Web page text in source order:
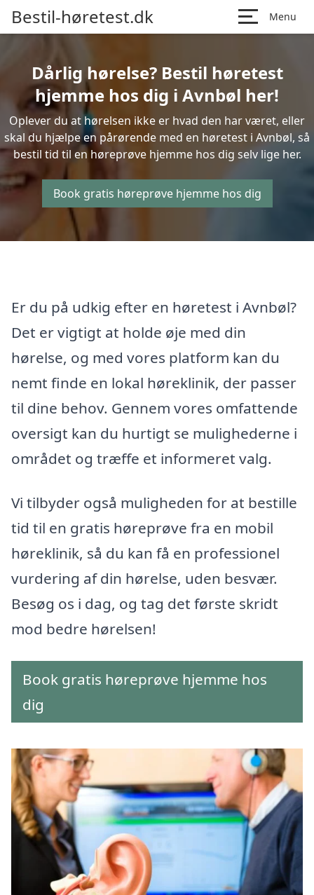
Bestil-høretest.dk Menu
Dårlig hørelse? Bestil høretest
hjemme hos dig i Avnbøl her!
Oplever du at hørelsen ikke er hvad den har været, eller
skal du hjælpe en pårørende med en høretest i Avnbøl, så
bestil tid til en høreprøve hjemme hos dig selv lige her.
Book gratis høreprøve hjemme hos dig
Er du på udkig efter en høretest i Avnbøl?
Det er vigtigt at holde øje med din
hørelse, og med vores platform kan du
nemt finde en lokal høreklinik, der passer
til dine behov. Gennem vores omfattende
oversigt kan du hurtigt se mulighederne i
området og træffe et informeret valg.
Vi tilbyder også muligheden for at bestille
tid til en gratis høreprøve fra en mobil
høreklinik, så du kan få en professionel
vurdering af din hørelse, uden besvær.
Besøg os i dag, og tag det første skridt
mod bedre hørelsen!
Book gratis høreprøve hjemme hos
dig